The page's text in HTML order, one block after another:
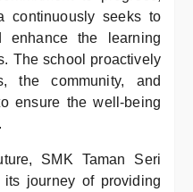
continuously seeks to
enhance the learning
The school proactively
the community, and
ensure the well-being
SMK Taman Seri
journey of providing